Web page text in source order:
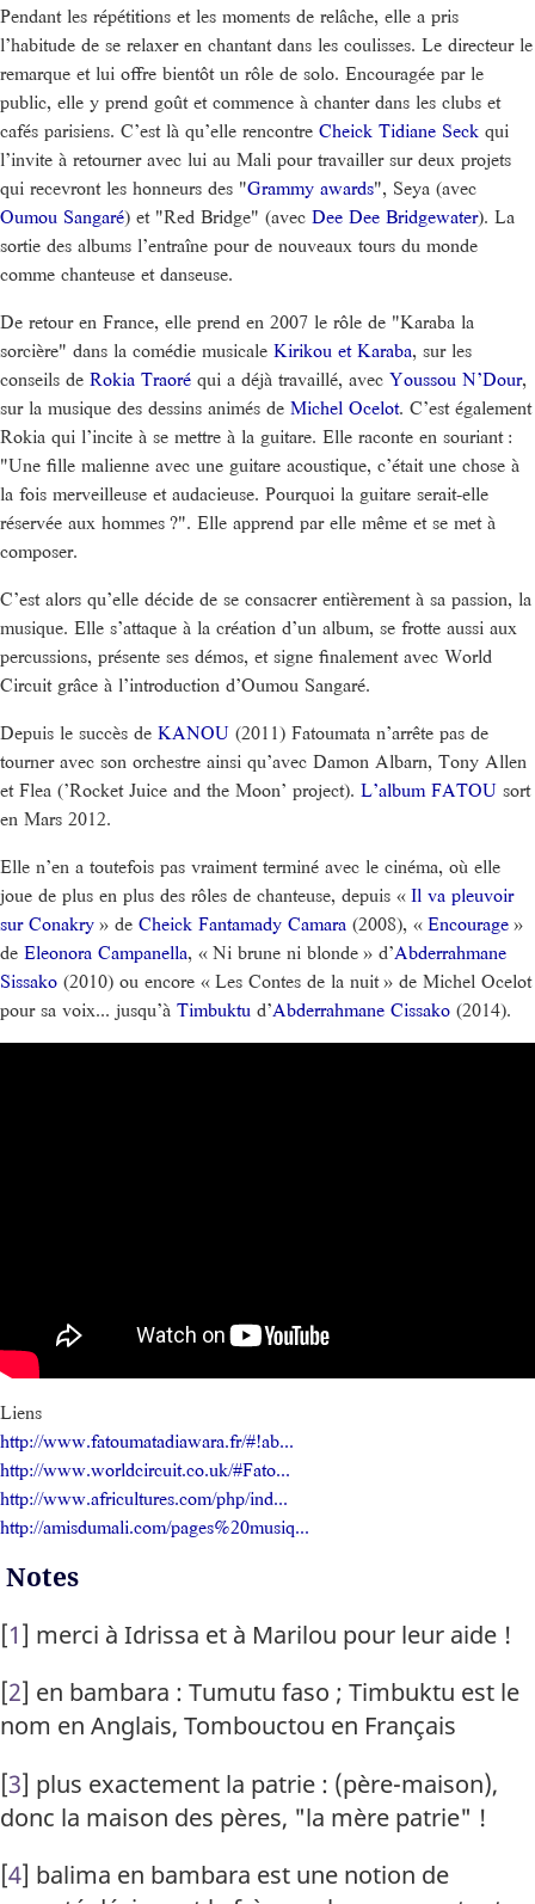
Pendant les répétitions et les moments de relâche, elle a pris
l’habitude de se relaxer en chantant dans les coulisses. Le directeur le
remarque et lui offre bientôt un rôle de solo. Encouragée par le
public, elle y prend goût et commence à chanter dans les clubs et
cafés parisiens. C’est là qu’elle rencontre Cheick Tidiane Seck qui
l’invite à retourner avec lui au Mali pour travailler sur deux projets
qui recevront les honneurs des "Grammy awards", Seya (avec
Oumou Sangaré) et "Red Bridge" (avec Dee Dee Bridgewater). La
sortie des albums l’entraîne pour de nouveaux tours du monde
comme chanteuse et danseuse.
De retour en France, elle prend en 2007 le rôle de "Karaba la
sorcière" dans la comédie musicale Kirikou et Karaba, sur les
conseils de Rokia Traoré qui a déjà travaillé, avec Youssou N’Dour,
sur la musique des dessins animés de Michel Ocelot. C’est également
Rokia qui l’incite à se mettre à la guitare. Elle raconte en souriant :
"Une fille malienne avec une guitare acoustique, c’était une chose à
la fois merveilleuse et audacieuse. Pourquoi la guitare serait-elle
réservée aux hommes ?". Elle apprend par elle même et se met à
composer.
C’est alors qu’elle décide de se consacrer entièrement à sa passion, la
musique. Elle s’attaque à la création d’un album, se frotte aussi aux
percussions, présente ses démos, et signe finalement avec World
Circuit grâce à l’introduction d’Oumou Sangaré.
Depuis le succès de KANOU (2011) Fatoumata n’arrête pas de
tourner avec son orchestre ainsi qu’avec Damon Albarn, Tony Allen
et Flea (’Rocket Juice and the Moon’ project). L’album FATOU sort
en Mars 2012.
Elle n’en a toutefois pas vraiment terminé avec le cinéma, où elle
joue de plus en plus des rôles de chanteuse, depuis «Il va pleuvoir
sur Conakry» de Cheick Fantamady Camara (2008), «Encourage»
de Eleonora Campanella, « Ni brune ni blonde » d’Abderrahmane
Sissako (2010) ou encore « Les Contes de la nuit » de Michel Ocelot
pour sa voix... jusqu’à Timbuktu d’Abderrahmane Cissako (2014).
Liens
http://www.fatoumatadiawara.fr/#!ab...
http://www.worldcircuit.co.uk/#Fato...
http://www.africultures.com/php/ind...
http://amisdumali.com/pages%20musiq...
Notes
[1] merci à Idrissa et à Marilou pour leur aide !
[2] en bambara : Tumutu faso ; Timbuktu est le
nom en Anglais, Tombouctou en Français
[3] plus exactement la patrie : (père-maison),
donc la maison des pères, "la mère patrie" !
[4] balima en bambara est une notion de